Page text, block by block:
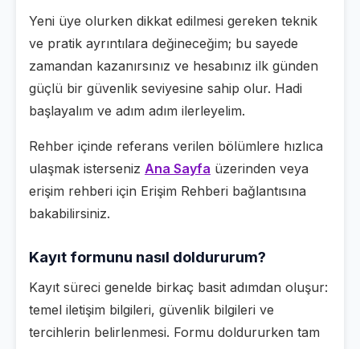
Yeni üye olurken dikkat edilmesi gereken teknik
ve pratik ayrıntılara değineceğim; bu sayede
zamandan kazanırsınız ve hesabınız ilk günden
güçlü bir güvenlik seviyesine sahip olur. Hadi
başlayalım ve adım adım ilerleyelim.
Rehber içinde referans verilen bölümlere hızlıca
ulaşmak isterseniz Ana Sayfa üzerinden veya
erişim rehberi için Erişim Rehberi bağlantısına
bakabilirsiniz.
Kayıt formunu nasıl doldururum?
Kayıt süreci genelde birkaç basit adımdan oluşur:
temel iletişim bilgileri, güvenlik bilgileri ve
tercihlerin belirlenmesi. Formu doldururken tam